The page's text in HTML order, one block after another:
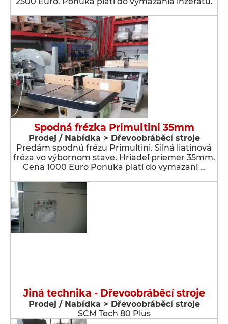
Spodná frézka Primultini 35mm
Prodej / Nabídka > Dřevoobráběcí stroje
Predám spodnú frézu Primultini. Silná liatinová
fréza vo výbornom stave. Hriadeľ priemer 35mm.
Cena 1000 Euro Ponuka platí do vymazani …
Jiná technika - Dřevoobráběcí stroje
Prodej / Nabídka > Dřevoobráběcí stroje
SCM Tech 80 Plus